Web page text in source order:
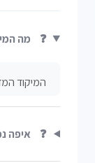
❓ מה
המיקוד
❓ איפה